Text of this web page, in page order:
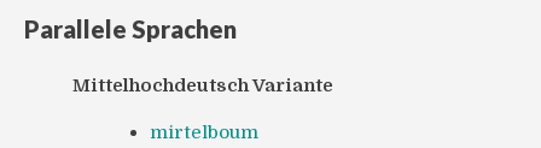
Parallele Sprachen
Mittelhochdeutsch Variante
mirtelboum